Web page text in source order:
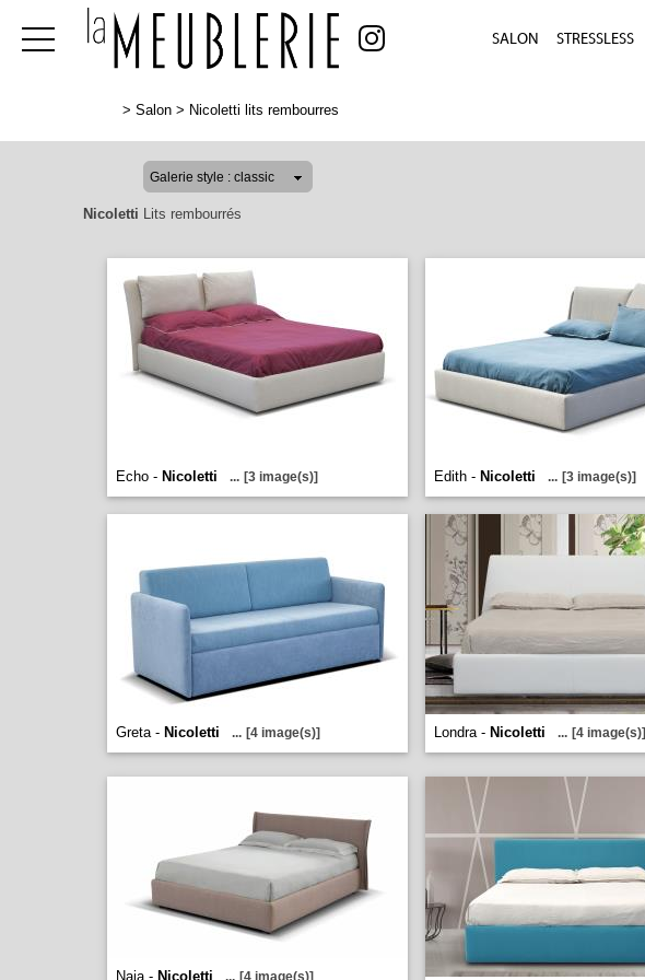
SALON STRESSLESS
> Salon > Nicoletti lits rembourres
Nicoletti Lits rembourrés
Echo - Nicoletti ... [3 image(s)] Edith - Nicoletti ... [3 image(s)]
Greta - Nicoletti ... [4 image(s)] Londra - Nicoletti ... [4 image(s)]
Naia - Nicoletti ... [4 image(s)]